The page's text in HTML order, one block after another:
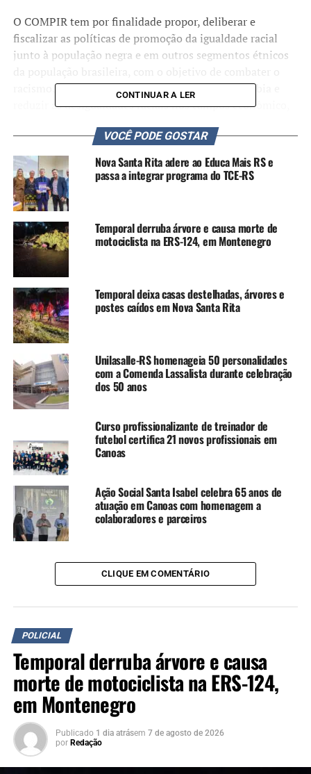
O COMPIR tem por finalidade propor, deliberar e
fiscalizar as políticas de promoção da igualdade racial
junto à população negra e em outros segmentos étnicos
racismo, o preconceito, a discriminação, a xenofobia e
reduzir as desigualdades raciais nos campos econômico,
étnicos raciais em conformidade com o Estatuto da
Igualdade Racial.
Os interessados em participar do processo podem levar a
documentação e efetivar as inscrições na Central de
Atendimento ao Cidadão (CAC), na Rua Ipiranga, 120,
térreo, Centro, ou pelo e-mail
licitacoes@canoas.rs.gov.br.
TÓPICOS RELACIONADOS: CANOAS COMPIR
CONSELHO
FEATURED
IGUALDADE RACIAL INSCRIÇÕES
A SEGUIR UP
Prefeitura de Canoas decreta ponto facultativo para
servidores públicos na segunda-feira, 28
NÃO SE ESQUEÇA
Sesc Comunidade promove atividades durante Semana
Mundial da Alimentação
CONTINUAR A LER
VOCÊ PODE GOSTAR
Nova Santa Rita adere ao Educa Mais RS e
passa a integrar programa do TCE-RS
Temporal derruba árvore e causa morte de
motociclista na ERS-124, em Montenegro
Temporal deixa casas destelhadas, árvores e
postes caídos em Nova Santa Rita
Unilasalle-RS homenageia 50 personalidades
com a Comenda Lassalista durante celebração
dos 50 anos
Curso profissionalizante de treinador de
futebol certifica 21 novos profissionais em
Canoas
Ação Social Santa Isabel celebra 65 anos de
atuação em Canoas com homenagem a
colaboradores e parceiros
CLIQUE EM COMENTÁRIO
POLICIAL
Temporal derruba árvore e causa
morte de motociclista na ERS-124,
em Montenegro
Publicado 1 dia atrásem 7 de agosto de 2026
por Redação